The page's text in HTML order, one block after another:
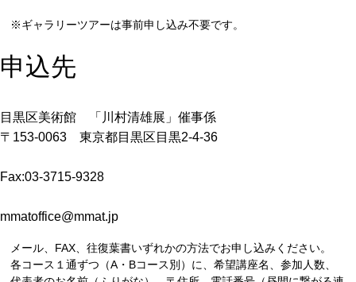
※ギャラリーツアーは事前申し込み不要です。
申込先
目黒区美術館 「川村清雄展」催事係
〒153-0063 東京都目黒区目黒2-4-36
Fax:03-3715-9328
mmatoffice@mmat.jp
メール、FAX、往復葉書いずれかの方法でお申し込みください。
各コース１通ずつ（A・Bコース別）に、希望講座名、参加人数、